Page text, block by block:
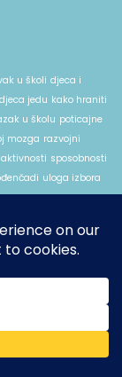
u školi djeca i
jedu kako hraniti
u školu poticajne
mozga razvojni
sposobnosti
uloga izbora